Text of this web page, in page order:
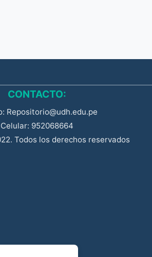
CONTACTO:
Repositorio@udh.edu.pe
Celular: 952068664
Todos los derechos reservados